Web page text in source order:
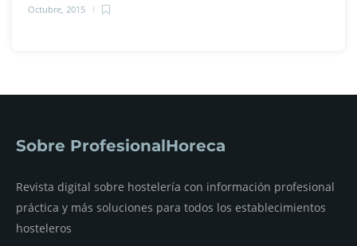
Octubre, 2015
Sobre ProfesionalHoreca
Revista digital sobre hostelería con información profesional
práctica y más soluciones para todos los establecimientos
hosteleros